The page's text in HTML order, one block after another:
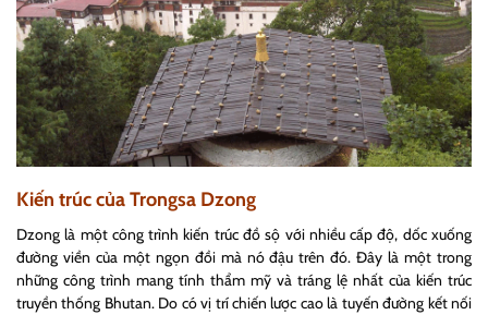
Kiến trúc của Trongsa Dzong
Dzong là một công trình kiến trúc đồ sộ với nhiều cấp độ, dốc xuống
đường viền của một ngọn đồi mà nó đậu trên đó. Đây là một trong
những công trình mang tính thẩm mỹ và tráng lệ nhất của kiến trúc
truyền thống Bhutan. Do có vị trí chiến lược cao là tuyến đường kết nối